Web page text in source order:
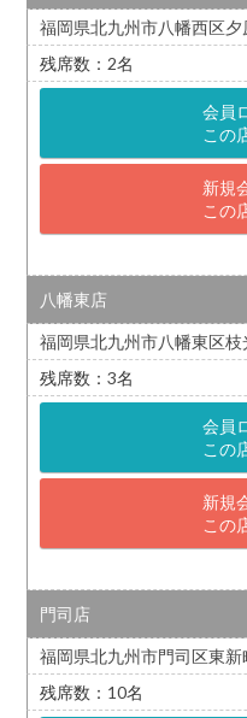
福岡県北九州市八幡西区夕
2
会員
この
新規
この
八幡東店
福岡県北九州市八幡東区枝
3
会員
この
新規
この
門司店
福岡県北九州市門司区東新
10